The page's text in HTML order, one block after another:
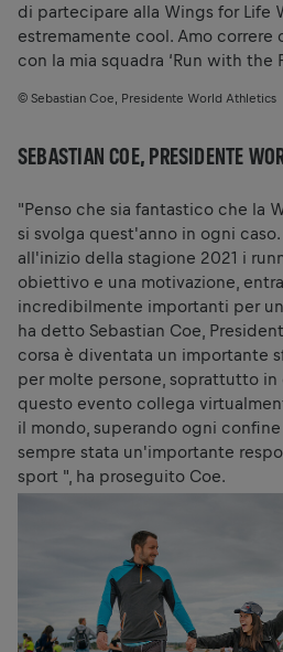
di partecipare alla Wings for Life
estremamente cool. Amo correre
con la mia squadra ‘Run with the
© Sebastian Coe, Presidente World Athletics
SEBASTIAN COE, PRESIDENTE
"Penso che sia fantastico che la
si svolga quest'anno in ogni
all'inizio della stagione 2021 i
obiettivo e una motivazione,
incredibilmente importanti per
ha detto Sebastian Coe,
corsa è diventata un importante
per molte persone, soprattutto
questo evento collega
il mondo, superando ogni confine
sempre stata un'importante
sport ", ha proseguito Coe.